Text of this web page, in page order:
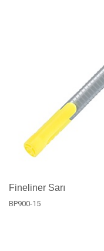
Fineliner Sarı
BP900-15